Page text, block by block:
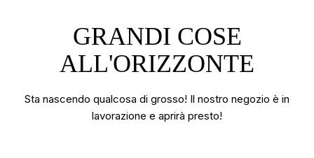
GRANDI COSE
ALL'ORIZZONTE
Sta nascendo qualcosa di grosso! Il nostro negozio è in
lavorazione e aprirà presto!